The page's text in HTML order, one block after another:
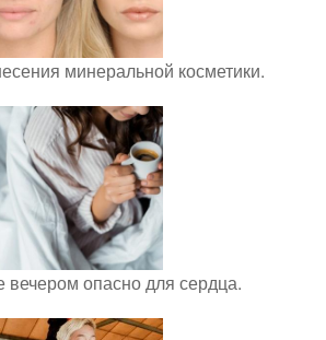
минеральной косметики.
вечером опасно для сердца.